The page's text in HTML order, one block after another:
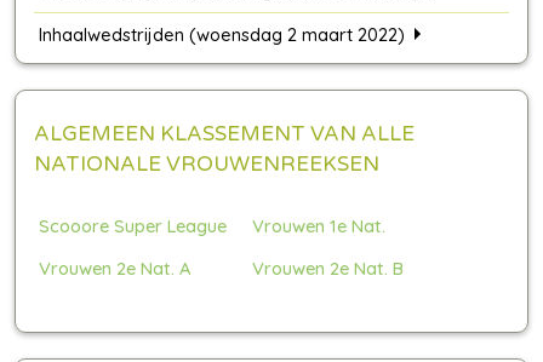
Inhaalwedstrijden (woensdag 2 maart 2022)
ALGEMEEN KLASSEMENT VAN ALLE
NATIONALE VROUWENREEKSEN
Scooore Super League
Vrouwen 1e Nat.
Vrouwen 2e Nat. A
Vrouwen 2e Nat. B